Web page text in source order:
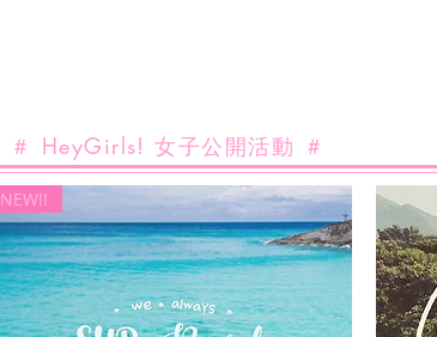
＃ HeyGirls! 女子公開活動 ＃
NEW!!